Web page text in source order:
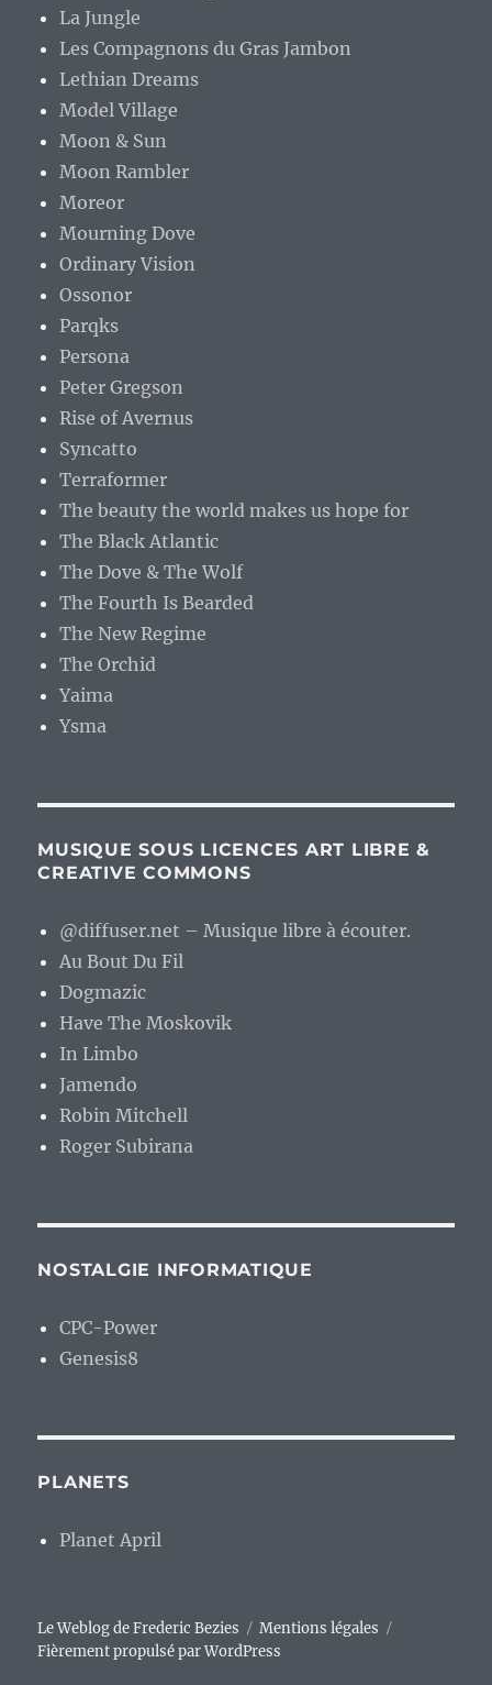
La Jungle
Les Compagnons du Gras Jambon
Lethian Dreams
Model Village
Moon & Sun
Moon Rambler
Moreor
Mourning Dove
Ordinary Vision
Ossonor
Parqks
Persona
Peter Gregson
Rise of Avernus
Syncatto
Terraformer
The beauty the world makes us hope for
The Black Atlantic
The Dove & The Wolf
The Fourth Is Bearded
The New Regime
The Orchid
Yaima
Ysma
MUSIQUE SOUS LICENCES ART LIBRE &
CREATIVE COMMONS
@diffuser.net – Musique libre à écouter.
Au Bout Du Fil
Dogmazic
Have The Moskovik
In Limbo
Jamendo
Robin Mitchell
Roger Subirana
NOSTALGIE INFORMATIQUE
CPC-Power
Genesis8
PLANETS
Planet April
Le Weblog de Frederic Bezies
Mentions légales
Fièrement propulsé par WordPress